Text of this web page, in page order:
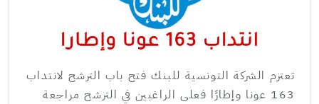
تعتزم الشركة التونسية للبنك فتح باب الترشح لانتداب
163 عونا وإطارًا فعلى الراغبين في الترشح مراجعة